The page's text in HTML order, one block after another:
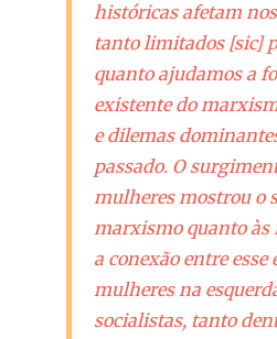
históricas afetam
tanto limitados [sic]
quanto ajudamos a
existente do
e dilemas
passado. O
mulheres mostrou o
marxismo quanto às
a conexão entre
mulheres na
socialistas, tanto